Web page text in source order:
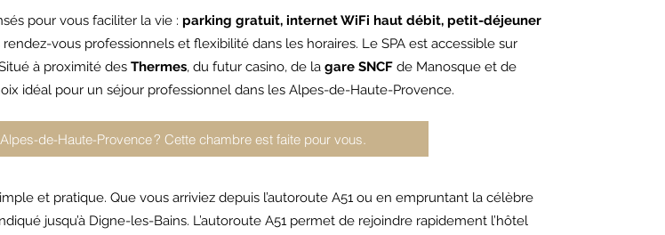
pour vous faciliter la vie : parking gratuit, internet WiFi haut débit, petit-déjeuner
rendez-vous professionnels et flexibilité dans les horaires. Le SPA est accessible sur
à proximité des Thermes, du futur casino, de la gare SNCF de Manosque et de
idéal pour un séjour professionnel dans les Alpes-de-Haute-Provence.
de-Haute-Provence ? Cette chambre est faite pour vous.
et pratique. Que vous arriviez depuis l’autoroute A51 ou en empruntant la célèbre
jusqu’à Digne-les-Bains. L’autoroute A51 permet de rejoindre rapidement l’hôtel